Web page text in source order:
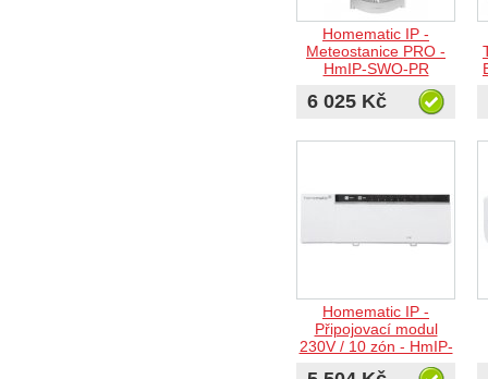
Homematic IP -
Meteostanice PRO -
HmIP-SWO-PR
6 025 Kč
Homematic IP -
Připojovací modul
230V / 10 zón - HmIP-